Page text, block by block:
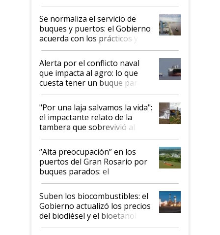
Se normaliza el servicio de
buques y puertos: el Gobierno
acuerda con los prácticos y
suspende el decreto de
desregulación
Alerta por el conflicto naval
que impacta al agro: lo que
cuesta tener un buque parado
y el peligro de que Argentina
pase a ser "país sucio"
"Por una laja salvamos la vida":
el impactante relato de la
tambera que sobrevivió al
tornado
“Alta preocupación” en los
puertos del Gran Rosario por
buques parados: el
funcionamiento de las
exportadoras en tensión tras
la medida de fuerza de los
prácticos
Suben los biocombustibles: el
Gobierno actualizó los precios
del biodiésel y el bioetanol